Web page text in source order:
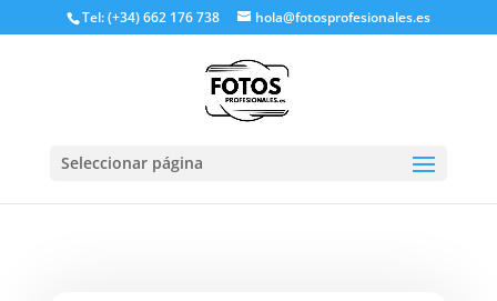
Tel: (+34) 662 176 738 hola@fotosprofesionales.es
Seleccionar página